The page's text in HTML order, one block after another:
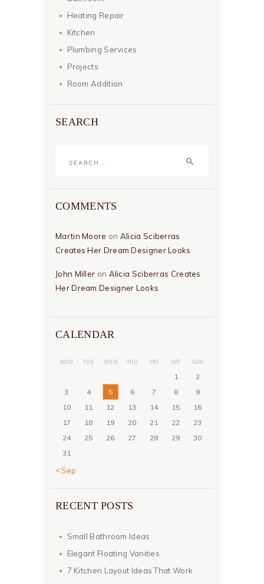
Heating Repair
Kitchen
Plumbing Services
Projects
Room Addition
SEARCH
COMMENTS
Martin Moore on Alicia Sciberras
Creates Her Dream Designer Looks
John Miller on Alicia Sciberras Creates
Her Dream Designer Looks
CALENDAR
MON TUE WED THU FRI SAT SUN
1
2
3
4 5 6 7 8
9
10
11 12 13 14 15
16
17
18 19 20 21 22
23
24
25 26 27 28 29
30
31
« Sep
RECENT POSTS
Small Bathroom Ideas
Elegant Floating Vanities
7 Kitchen Layout Ideas That Work